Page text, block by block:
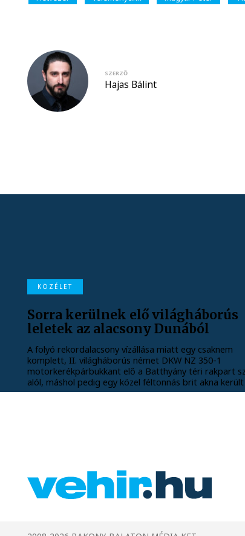
SZERZŐ
Hajas Bálint
KÖZÉLET
Sorra kerülnek elő világháborús
leletek az alacsony Dunából
A folyó rekordalacsony vízállása miatt egy csaknem
komplett, II. világháborús német DKW NZ 350-1
motorkerékpárbukkant elő a Batthyány téri rakpart
alól, máshol pedig egy közel féltonnás brit akna került